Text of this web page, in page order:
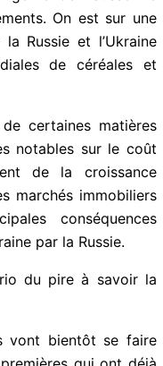
aliments dans nos
l’entreprise n’a
ses prix. C’est
de hausse ne
Russie et l’Ukraine
de céréales et
certaines matières
sur le coût
les marchés
les principales
de l’Ukraine